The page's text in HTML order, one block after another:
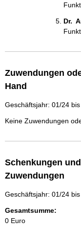
Dr.
Zuwendungen
Hand
Geschäftsjahr: 01/24
Keine Zuwendungen
Schenkungen
Zuwendungen
Geschäftsjahr: 01/24
Gesamtsumme:
0 Euro